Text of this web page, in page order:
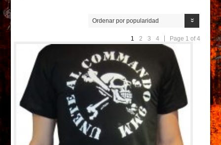
Ordenar por popularidad
Page 1 of 4
1 2 3 4